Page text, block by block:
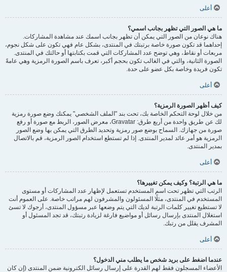
أعلى
ما هي الصور التي تظهر بجانب اسمي؟
هناك نوعان من الصور التي يمكن أن تظهر بجانب اسمك عند مشاهدة المشاركات.
إحداهما قد تكون صورة خاصة برتبتك في المنتدى، بشكل عام فهي تكون على شكل نجوم،
مربعات أو نقاط، وهي توضح عدد المشاركات التي قمت بكتابتها أو حالتك في المنتدى.
الصورة الثانية، والتي في الغالب تكون بحجم أكبر، تعرف باسم الصورة الرمزية وهي عامةً
تكون فريدة وخاصة بكل عضو على حدة.
أعلى
كيف أظهر الصورة الرمزية؟
من خلال لوحة التحكم الخاصة بك، تحت بند "الملف الشخصي" يمكنك وضع صورة رمزية
لك عن طريق واحدة من أربع طرق: Gravatar، معرض الصور، الربط مع صورة أو رفع
صورة من جهازك. السماح بوضع صور رمزية وتحديد الطرق التي يمكن بها وضع الصور
الرمزية هو أمر عائد لمدير المنتدى. إذا لم تستطع استخدام الصور الرمزية، قم بالاتصال
بمدير المنتدى.
أعلى
ما هي الرتبة؟ وكيف يمكن تغييرها؟
الرتب التي تظهر تحت اسم المستخدم تستعمل لإظهار عدد المشاركات أو مستوى
المستخدم في المنتدى، مثلًا المسئولون والمشرفون لهم مراتب خاصة. على العموم أنت
لا تستطيع تغيير كلمات الرتبة لديك التي يتم وضعها عبر مسؤول المنتدى، أرجوك لا تسئ
استغلال المنتدى بإرسال رسائل أو مواضيع فارغة لزيادة رتبتك، قد تجد المسئول أو
المشرف يقلل من رتبك.
أعلى
عندما اضغط على بريد شخص ما يطلب مني الدخول؟
الأعضاء المسجلون فقط لهم القدرة على إرسال رسائل الكترونية ضمن المنتدى (إن كان